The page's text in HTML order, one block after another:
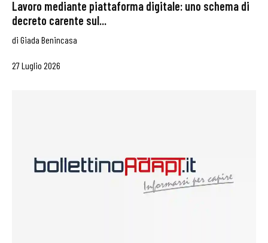
Lavoro mediante piattaforma digitale: uno schema di
decreto carente sul...
di Giada Benincasa
27 Luglio 2026